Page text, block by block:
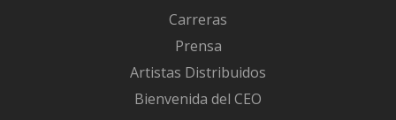
Carreras
Prensa
Artistas Distribuidos
Bienvenida del CEO